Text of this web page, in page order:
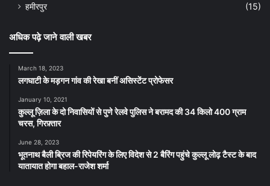
हमीरपुर
(15)
अधिक पढ़े जाने वाली खबर
March 18, 2023
लगघाटी के मड़गन गांव की रेखा बनीं असिस्टेंट प्रोफेसर
January 10, 2021
कुल्लू ज़िला के दो निवासियों से पुणे रेलवे पुलिस ने बरामद की 34 किलो 400 ग्राम
चरस, गिरफ़्तार
June 28, 2023
भूतनाथ बैली ब्रिज की रिपेयरिंग के लिए विदेश से 2 बैरिंग पहुंचे कुल्लू लोढ़ टैस्ट के बाद
यातायात होगा बहाल-राजेश शर्मा